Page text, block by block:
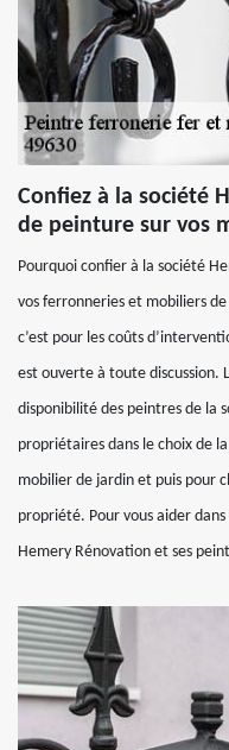
Confiez à la société
de peinture sur vos
Pourquoi confier à la société
vos ferronneries et mobiliers
c’est pour les coûts
est ouverte à toute discussion.
disponibilité des peintres de la
propriétaires dans le choix de
mobilier de jardin et puis pour
propriété. Pour vous aider
Hemery Rénovation et ses